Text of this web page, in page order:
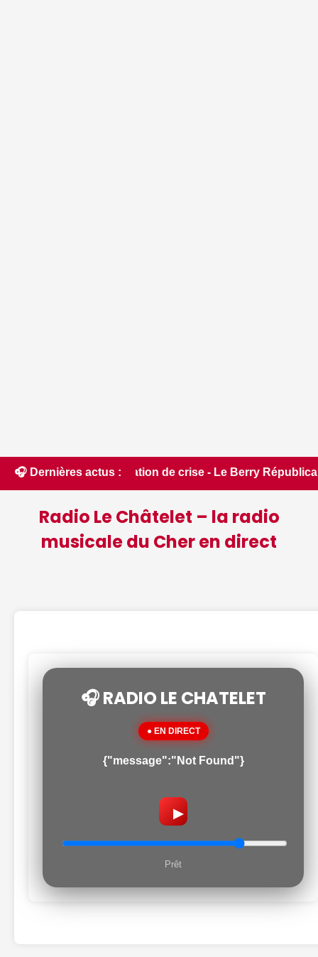
🎧 Dernières actus :
crise - Le Berry Républicain • 📰 Incendies :
Radio Le Châtelet – la radio
musicale du Cher en direct
🎧 RADIO LE CHATELET
● EN DIRECT
{"message":"Not Found"}
▶
Prêt